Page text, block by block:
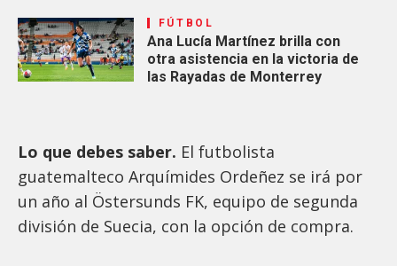
FÚTBOL
Ana Lucía Martínez brilla con
otra asistencia en la victoria de
las Rayadas de Monterrey
Lo que debes saber. El futbolista
guatemalteco Arquímides Ordeñez se irá por
un año al Östersunds FK, equipo de segunda
división de Suecia, con la opción de compra.